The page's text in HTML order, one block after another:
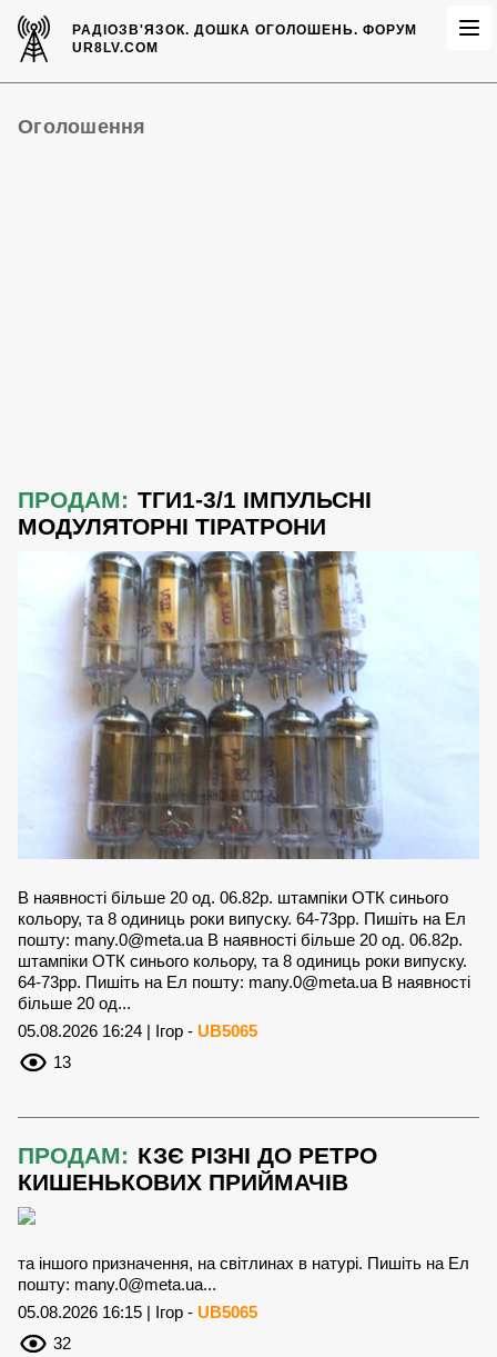
РАДІОЗВ'ЯЗОК.ДОШКА ОГОЛОШЕНЬ. ФОРУМ
UR8LV.COM
Оголошення
ПРОДАМ: ТГИ1-3/1 ІМПУЛЬСНІ
МОДУЛЯТОРНІ ТІРАТРОНИ
В наявності більше 20 од. 06.82р. штампіки ОТК синього
кольору, та 8 одиниць роки випуску. 64-73рр. Пишіть на Ел
пошту: many.0@meta.ua В наявності більше 20 од. 06.82р.
штампіки ОТК синього кольору, та 8 одиниць роки випуску.
64-73рр. Пишіть на Ел пошту: many.0@meta.ua В наявності
більше 20 од...
05.08.2026 16:24 | Ігор - UB5065
13
ПРОДАМ: КЗЄ РІЗНІ ДО РЕТРО
КИШЕНЬКОВИХ ПРИЙМАЧІВ
та іншого призначення, на світлинах в натурі. Пишіть на Ел
пошту: many.0@meta.ua...
05.08.2026 16:15 | Ігор - UB5065
32